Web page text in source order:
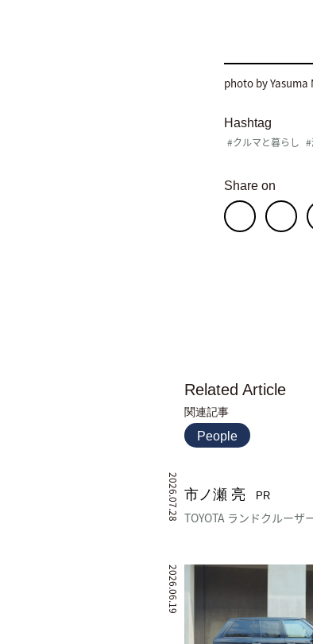
photo by Yasuma
Hashtag
#クルマと暮らし
Share on
Related Article
関連記事
People
2026.07.28 市ノ瀬 亮 PR
TOYOTA ランドクルーザ
2026.06.19